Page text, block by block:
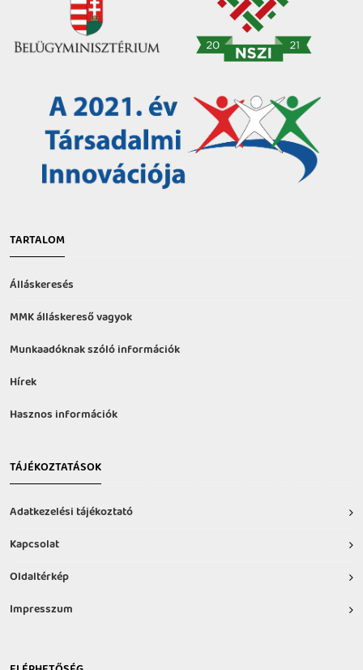
TARTALOM
Álláskeresés
MMK álláskereső vagyok
Munkaadóknak szóló információk
Hírek
Hasznos információk
TÁJÉKOZTATÁSOK
Adatkezelési tájékoztató
Kapcsolat
Oldaltérkép
Impresszum